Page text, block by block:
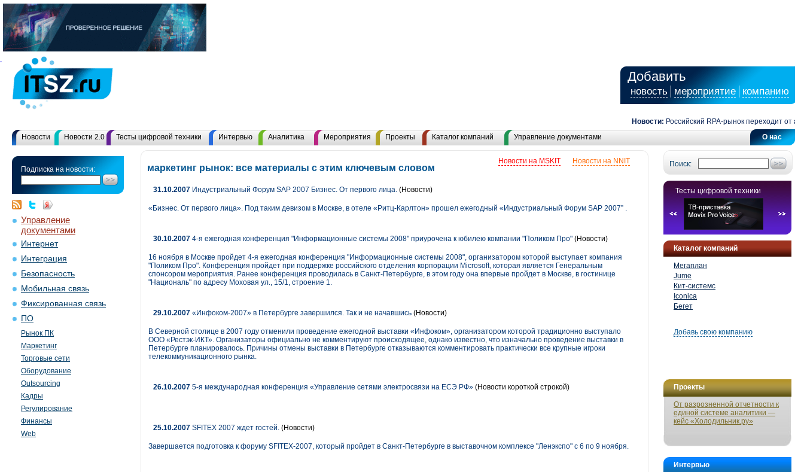
Добавить
новость мероприятие компанию
Новости: Российский RPA-рынок переходит от
О нас
Новости Новости 2.0 Тесты цифровой техники Интервью Аналитика Мероприятия Проекты Каталог компаний Управление документами
Подписка на новости:
Управление
документами
Интернет
Интеграция
Безопасность
Мобильная связь
Фиксированная связь
ПО
Рынок ПК
Маркетинг
Торговые сети
Оборудование
Outsourcing
Кадры
Регулирование
Финансы
Web
Поиск:
Тесты цифровой техники
Каталог компаний
Мегаплан
Jume
Кит-системс
Iconica
Бегет
Добавь свою компанию
Проекты
От разрозненной отчетности к
единой системе аналитики —
кейс «Холодильник.ру»
Интервью
Новости на NNIT
Новости на MSKIT
маркетинг рынок: все материалы с этим ключевым словом
31.10.2007 Индустриальный Форум SAP 2007 Бизнес. От первого лица. (Новости)
«Бизнес. От первого лица». Под таким девизом в Москве, в отеле «Ритц-Карлтон» прошел ежегодный «Индустриальный Форум SAP 2007” .
30.10.2007 4-я ежегодная конференция "Информационные системы 2008" приурочена к юбилею компании "Поликом Про" (Новости)
16 ноября в Москве пройдет 4-я ежегодная конференция "Информационные системы 2008", организатором которой выступает компания
"Поликом Про". Конференция пройдет при поддержке российского отделения корпорации Microsoft, которая является Генеральным
спонсором мероприятия. Ранее конференция проводилась в Санкт-Петербурге, в этом году она впервые пройдет в Москве, в гостинице
"Националь" по адресу Моховая ул., 15/1, строение 1.
29.10.2007 «Инфоком-2007» в Петербурге завершился. Так и не начавшись (Новости)
В Северной столице в 2007 году отменили проведение ежегодной выставки «Инфоком», организатором которой традиционно выступало
ООО «Рестэк-ИКТ». Организаторы официально не комментируют происходящее, однако известно, что изначально проведение выставки в
Петербурге планировалось. Причины отмены выставки в Петербурге отказываются комментировать практически все крупные игроки
телекоммуникационного рынка.
26.10.2007 5-я международная конференция «Управление сетями электросвязи на ЕСЭ РФ» (Новости короткой строкой)
25.10.2007 SFITEX 2007 ждет гостей. (Новости)
Завершается подготовка к форуму SFITEX-2007, который пройдет в Санкт-Петербурге в выставочном комплексе "Ленэкспо" с 6 по 9 ноября.